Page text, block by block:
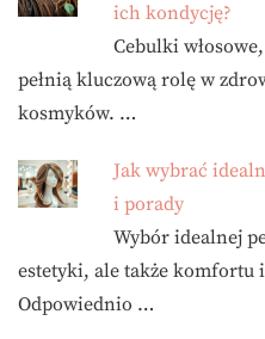
ich kondycję?
Cebulki
pełnią kluczową rolę w
kosmyków. …
Jak wybrać
i porady
Wybór idealnej
estetyki, ale także komfortu
Odpowiednio …